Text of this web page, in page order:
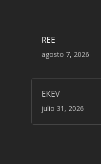
REE
agosto 7, 2026
EKEV
julio 31, 2026